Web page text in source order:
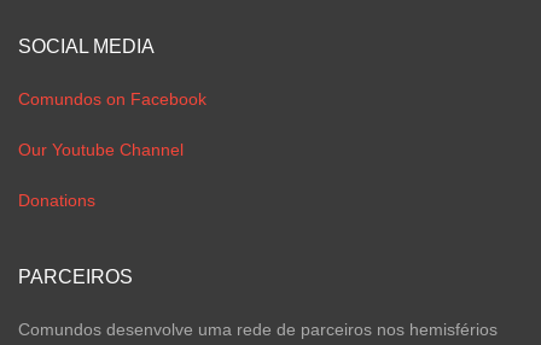
SOCIAL MEDIA
Comundos on Facebook
Our Youtube Channel
Donations
PARCEIROS
Comundos desenvolve uma rede de parceiros nos hemisférios